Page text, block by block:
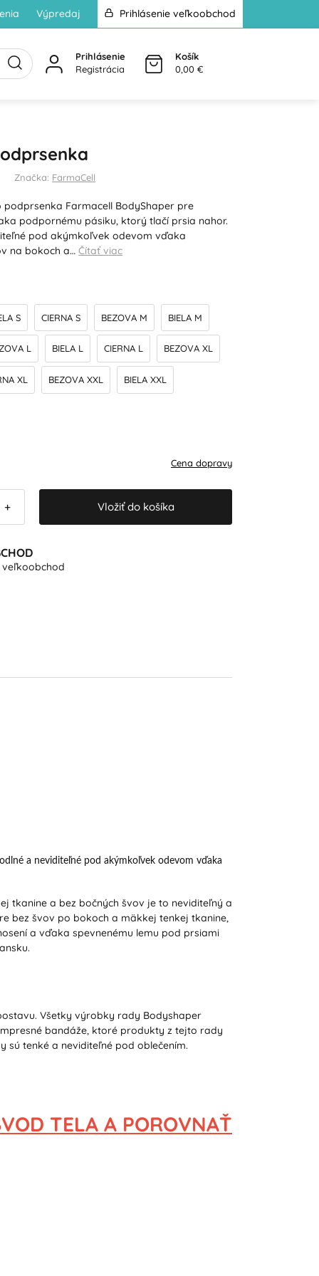
Výpredaj Prihlásenie veľkoobchod
Prihlásenie
Registrácia
Košík
0,00 €
Značka: FarmaCell
podprsenka Farmacell BodyShaper pre
podpornému pásiku, ktorý tlačí prsia nahor.
pod akýmkoľvek odevom vďaka
na bokoch a…Čítať viac
S CIERNA S BEZOVA M BIELA M
L BIELA L CIERNA L BEZOVA XL
XL BEZOVA XXL BIELA XXL
Cena dopravy
+ Vložiť do košíka
veľkoobchod
a neviditeľné pod akýmkoľvek odevom vďaka
tkanine a bez bočných švov je to neviditeľný a
bez švov po bokoch a mäkkej tenkej tkanine,
a vďaka spevnenému lemu pod prsiami
Všetky výrobky rady Bodyshaper
bandáže, ktoré produkty z tejto rady
tenké a neviditeľné pod oblečením.
TELA A POROVNAŤ